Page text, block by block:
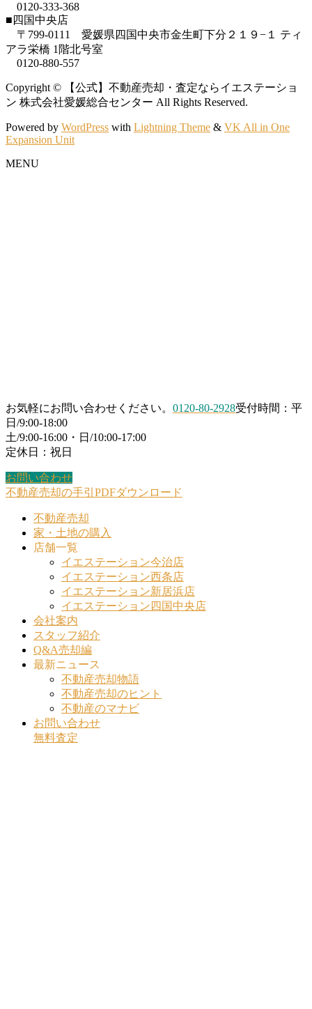
の不動産売却手続きについて詳しく解
説〜その2
こんにちは！イエステーション愛媛総合センター｜ 今治店の川又で
す。 土地が親名義 […]
賃貸中の物件を高く売る方法
投稿: 2023年11月17日
前、「賃貸中の物件は居住用よりも安 […]
賃貸中(投資用)＜空室(居住用)
0120-333-368
■四国中央店
〒799-0111 愛媛県四国中央市金生町下分２１９−１ ティ
アラ栄橋 1階北号室
0120-880-557
Copyright © 【公式】不動産売却・査定ならイエステーショ
ン 株式会社愛媛総合センター All Rights Reserved.
Powered by WordPress with Lightning Theme & VK All in One
Expansion Unit
MENU
お気軽にお問い合わせください。 0120-80-2928受付時間：平
日/9:00-18:00
土/9:00-16:00・日/10:00-17:00
定休日：祝日
お問い合わせ
不動産売却の手引PDFダウンロード
不動産売却
家・土地の購入
店舗一覧
イエステーション今治店
イエステーション西条店
イエステーション新居浜店
イエステーション四国中央店
会社案内
スタッフ紹介
Q&A売却編
最新ニュース
不動産売却物語
不動産売却のヒント
不動産のマナビ
お問い合わせ
無料査定